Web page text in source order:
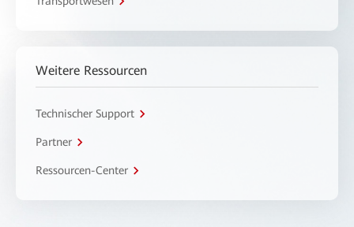
Weitere Ressourcen
Technischer Support
Partner
Ressourcen-Center